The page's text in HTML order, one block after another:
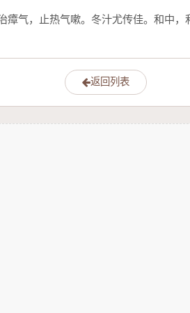
瘴气，止热气嗽。冬汁尤传佳。和中
返回列表